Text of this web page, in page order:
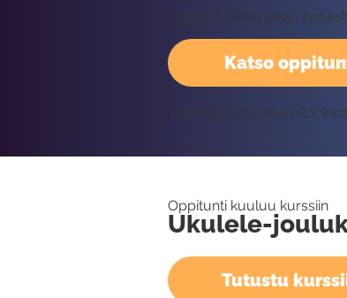
Katso
Tämän luukun takaa
Vaatii kirjautumisen
Oppitunti kuuluu kurssiin
Ukulele-
Tutustu